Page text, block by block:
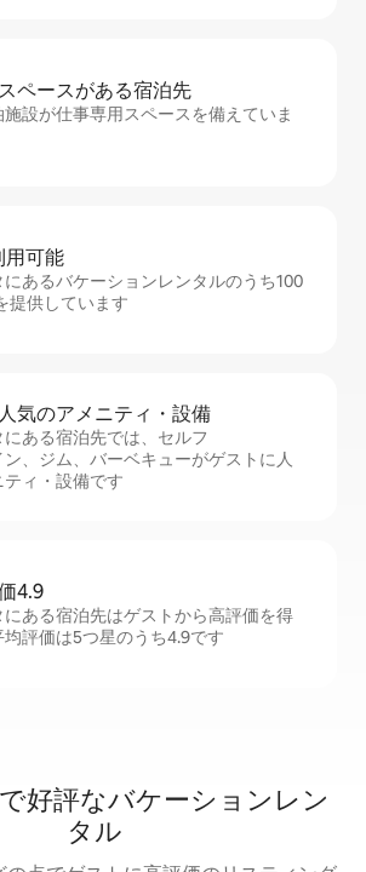
ペ⁠ー⁠スがあ⁠る宿⁠泊⁠先
施設が仕事専用スペースを備えていま
可⁠能
あるバケーションレンタルのうち100
提供しています
気⁠のア⁠メ⁠ニ⁠テ⁠ィ・設⁠備
ある宿泊先では、セ⁠ル⁠フ
、ジム、バーベキューがゲストに人
ィ・設備です
4.9
ある宿泊先はゲストから高評価を得
均評価は5つ星のうち4.9です
好評なバケーションレン
タル